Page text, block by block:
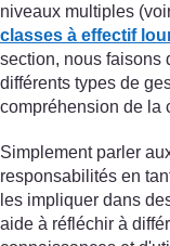
niveaux multiples
classes à effectif
section, nous faisons
différents types de
compréhension de la
Simplement parler
responsabilités en
les impliquer dans
aide à réfléchir à